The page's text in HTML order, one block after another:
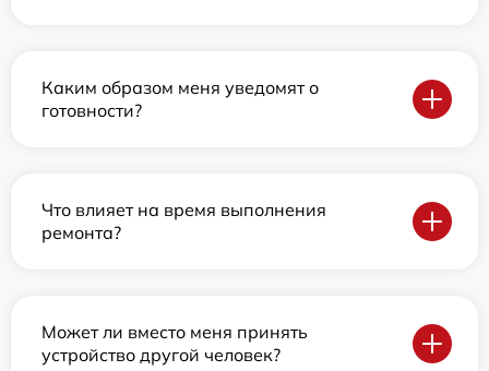
Каким образом меня уведомят о
готовности?
Что влияет на время выполнения
ремонта?
Может ли вместо меня принять
устройство другой человек?